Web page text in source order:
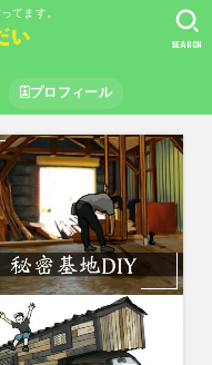
てます。
プロフィール
SEARCH